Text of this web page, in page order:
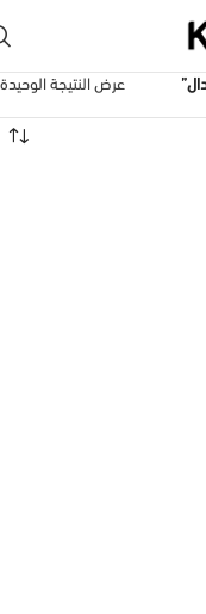
عرض النتيجة الوحيدة